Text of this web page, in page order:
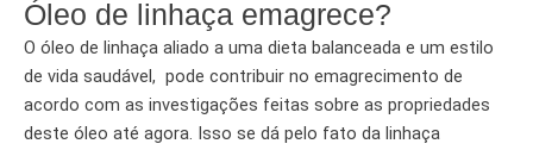
Óleo de linhaça emagrece?
O óleo de linhaça aliado a uma dieta balanceada e um estilo
de vida saudável, pode contribuir no emagrecimento de
acordo com as investigações feitas sobre as propriedades
deste óleo até agora. Isso se dá pelo fato da linhaça